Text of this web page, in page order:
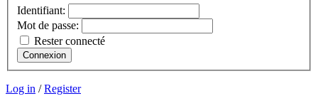
Identifiant:
Mot de passe:
Rester connecté
Connexion
Log in /Register